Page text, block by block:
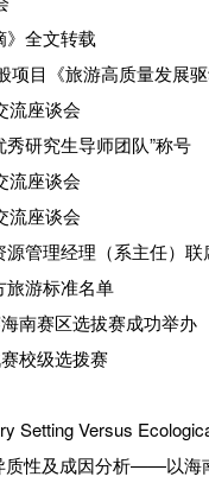
》全文转载
流座谈会
研究生导师团队”称号
流座谈会
流座谈会
管理经理（系主任）
旅游标准名单
南赛区选拔赛成功举办
校级选拨赛
质性及成因分析——以海